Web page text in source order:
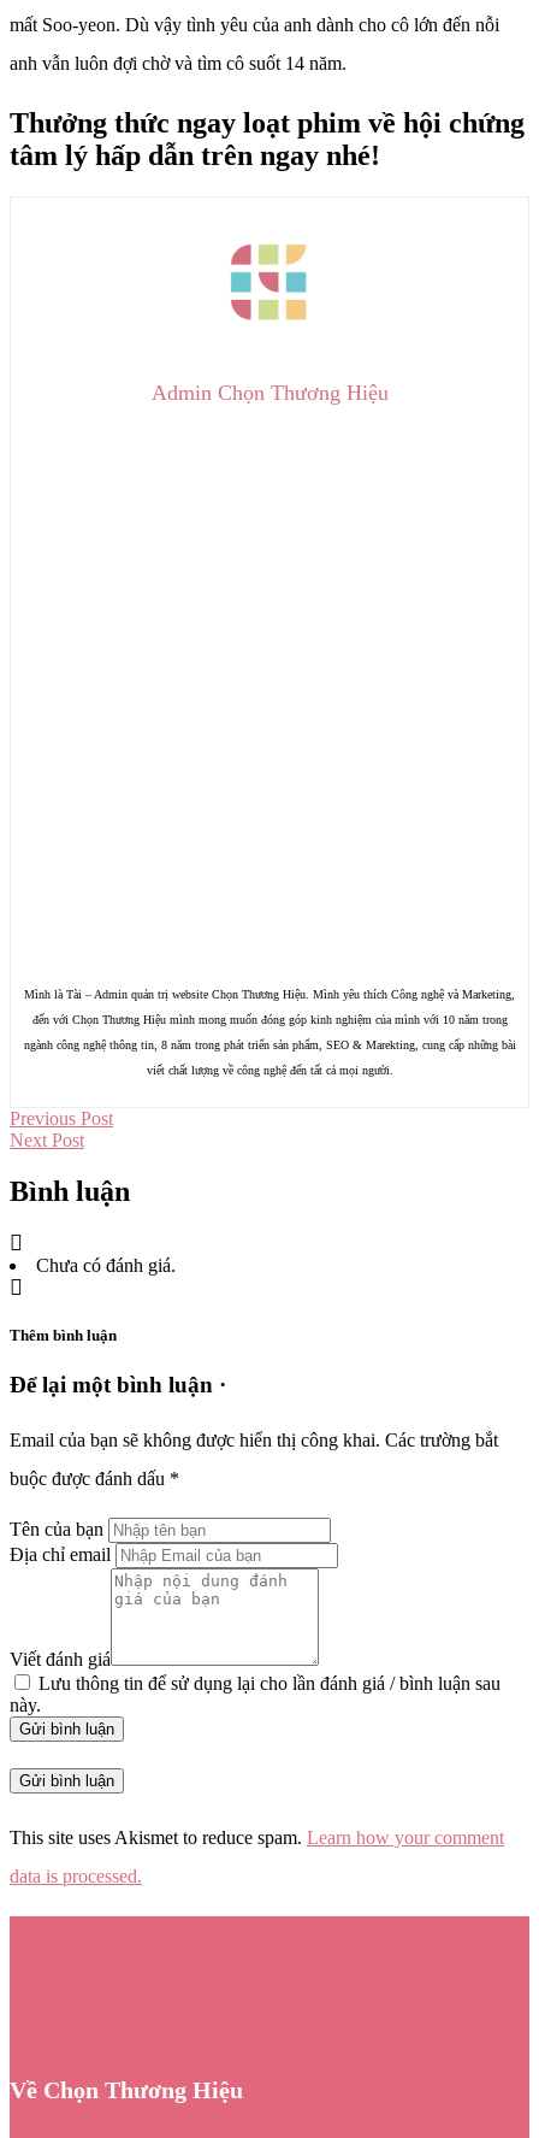
mất Soo-yeon. Dù vậy tình yêu của anh dành cho cô lớn đến nỗi
anh vẫn luôn đợi chờ và tìm cô suốt 14 năm.
Thưởng thức ngay loạt phim về hội chứng
tâm lý hấp dẫn trên ngay nhé!
Admin Chọn Thương Hiệu
Mình là Tài – Admin quản trị website Chọn Thương Hiệu. Mình yêu thích Công nghệ và Marketing,
đến với Chọn Thương Hiệu mình mong muốn đóng góp kinh nghiệm của mình với 10 năm trong
ngành công nghệ thông tin, 8 năm trong phát triển sản phẩm, SEO & Marekting, cung cấp những bài
viết chất lượng về công nghệ đến tất cả mọi người.
Previous Post
Next Post
Bình luận
Chưa có đánh giá.
Thêm bình luận
Để lại một bình luận ·
Email của bạn sẽ không được hiển thị công khai. Các trường bắt
buộc được đánh dấu *
Tên của bạn
Địa chỉ email
Viết đánh giá
Lưu thông tin để sử dụng lại cho lần đánh giá / bình luận sau
này.
Gửi bình luận
This site uses Akismet to reduce spam. Learn how your comment
data is processed.
Về Chọn Thương Hiệu